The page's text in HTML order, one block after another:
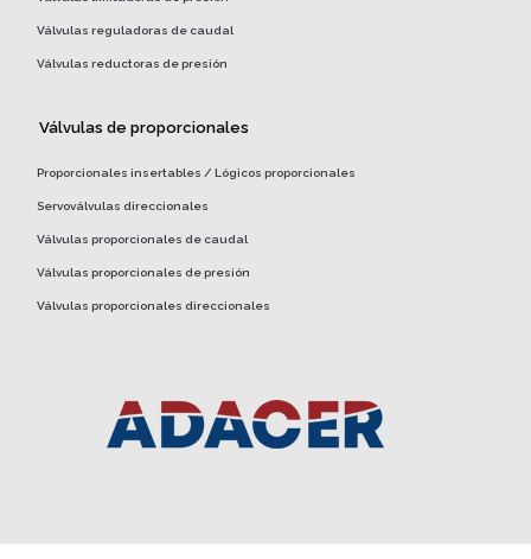
Válvulas reguladoras de caudal
Válvulas reductoras de presión
Válvulas de proporcionales
Proporcionales insertables / Lógicos proporcionales
Servoválvulas direccionales
Válvulas proporcionales de caudal
Válvulas proporcionales de presión
Válvulas proporcionales direccionales